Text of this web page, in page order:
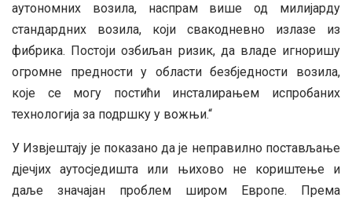
аутономних возила, наспрам више од милијарду
стандардних возила, који свакодневно излазе из
фибрика. Постоји озбиљан ризик, да владе игноришу
огромне предности у области безбједности возила,
које се могу постићи инсталирањем испробаних
технологија за подршку у вожњи.“
У Извјештају је показано да је неправилно постављање
дјечјих аутосједишта или њихово не кориштење и
даље значајан проблем широм Европе. Према